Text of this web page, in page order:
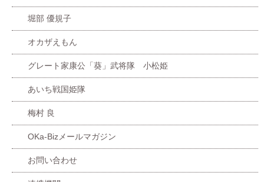
堀部 優規子
オカザえもん
グレート家康公「葵」武将隊 小松姫
あいち戦国姫隊
梅村 良
OKa-Bizメールマガジン
お問い合わせ